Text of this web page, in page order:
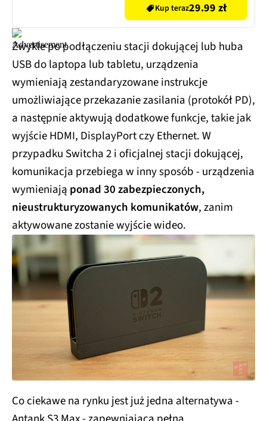
Kup teraz29.99 zł
Zwykle po podłączeniu stacji dokującej lub huba
USB do laptopa lub tabletu, urządzenia
wymieniają zestandaryzowane instrukcje
umożliwiające przekazanie zasilania (protokół PD),
a następnie aktywują dodatkowe funkcje, takie jak
wyjście HDMI, DisplayPort czy Ethernet. W
przypadku Switcha 2 i oficjalnej stacji dokującej,
komunikacja przebiega w inny sposób - urządzenia
wymieniają ponad 30 zabezpieczonych,
nieustrukturyzowanych komunikatów, zanim
aktywowane zostanie wyjście wideo.
Co ciekawe na rynku jest już jedna alternatywa -